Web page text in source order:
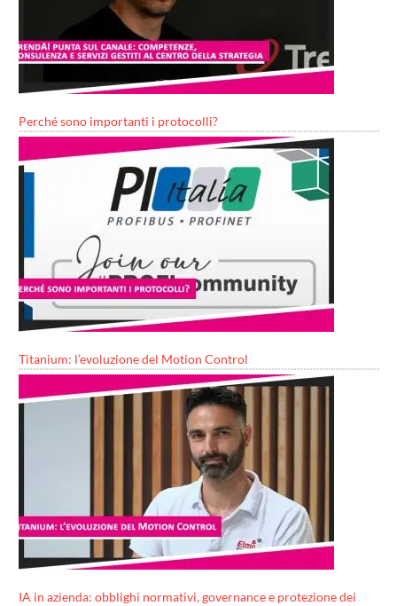
Perché sono importanti i protocolli?
Titanium: l’evoluzione del Motion Control
IA in azienda: obblighi normativi, governance e protezione dei